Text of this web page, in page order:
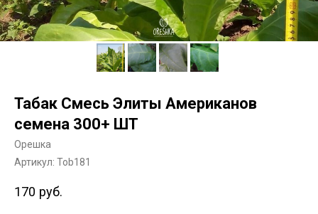
Табак Смесь Элиты Американов
семена 300+ ШТ
Орешка
Артикул: Tob181
170 руб.